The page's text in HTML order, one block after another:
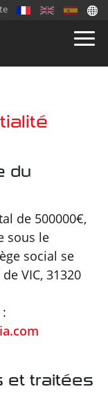
du
de 500000€,
sous le
social se
VIC, 31320
et traitées